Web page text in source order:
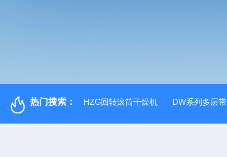
热门搜索： HZG回转滚筒干燥机 DW系列多层